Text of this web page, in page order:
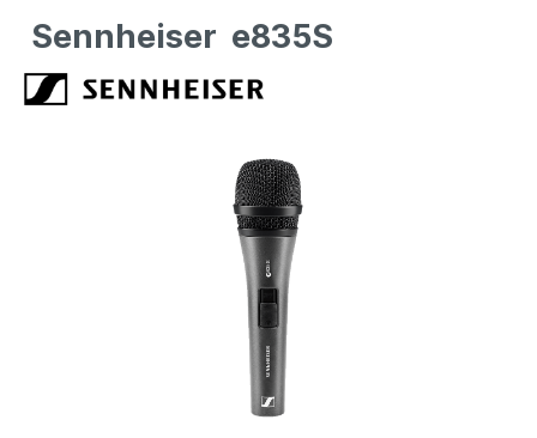
Sennheiser e835S